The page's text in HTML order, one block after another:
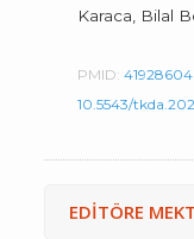
Karaca, Bilal
PMID:41928604
10.5543/
EDİTÖRE